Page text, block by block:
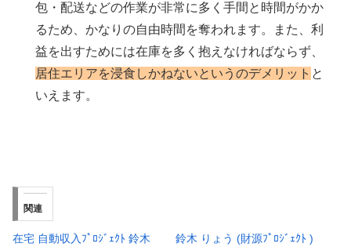
包・配送などの作業が非常に多く手間と時間がかか
るため、かなりの自由時間を奪われます。また、利
益を出すためには在庫を多く抱えなければならず、
居住エリアを浸食しかねないというのデメリット と
いえます。
関連
在宅 自動収入ﾌﾟﾛｼﾞｪｸﾄ 鈴木
鈴木 りょう (財源ﾌﾟﾛｼﾞｪｸﾄ )